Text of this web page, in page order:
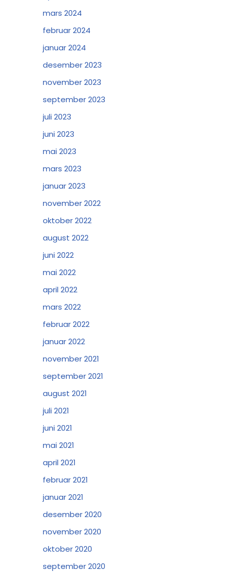
mars 2024
februar 2024
januar 2024
desember 2023
november 2023
september 2023
juli 2023
juni 2023
mai 2023
mars 2023
januar 2023
november 2022
oktober 2022
august 2022
juni 2022
mai 2022
april 2022
mars 2022
februar 2022
januar 2022
november 2021
september 2021
august 2021
juli 2021
juni 2021
mai 2021
april 2021
februar 2021
januar 2021
desember 2020
november 2020
oktober 2020
september 2020